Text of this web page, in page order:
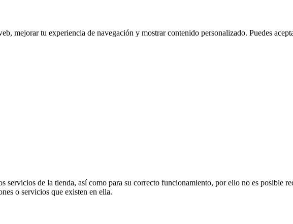
mejorar tu experiencia de navegación y mostrar contenido personalizado. Puedes
servicios de la tienda, así como para su correcto funcionamiento, por ello no es posible
o servicios que existen en ella.